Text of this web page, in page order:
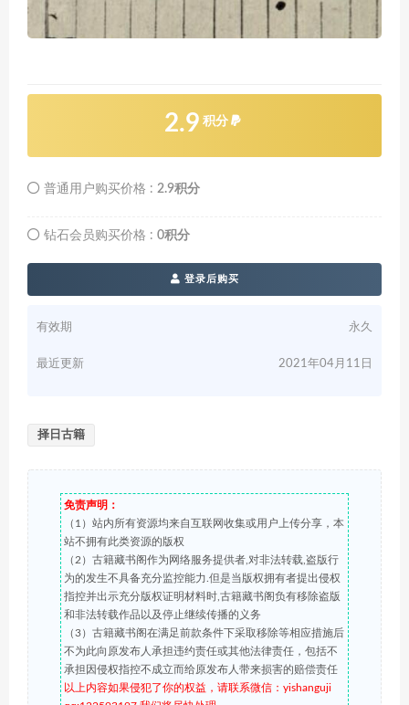
2.9 积分
普通用户购买价格 : 2.9积分
钻石会员购买价格 : 0积分
登录后购买
有效期 永久
最近更新 2021年04月11日
择日古籍
免责声明：
（1）站内所有资源均来自互联网收集或用户上传分享，本
站不拥有此类资源的版权
（2）古籍藏书阁作为网络服务提供者,对非法转载,盗版行
为的发生不具备充分监控能力.但是当版权拥有者提出侵权
指控并出示充分版权证明材料时,古籍藏书阁负有移除盗版
和非法转载作品以及停止继续传播的义务
（3）古籍藏书阁在满足前款条件下采取移除等相应措施后
不为此向原发布人承担违约责任或其他法律责任，包括不
承担因侵权指控不成立而给原发布人带来损害的赔偿责任
以上内容如果侵犯了你的权益，请联系微信：yishanguji